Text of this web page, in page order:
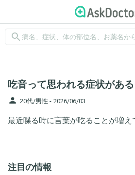
search
吃音って思われる症状がある
person 20代/男性 - 2026/06/03
最近喋る時に言葉が吃ることが増え
注目の情報